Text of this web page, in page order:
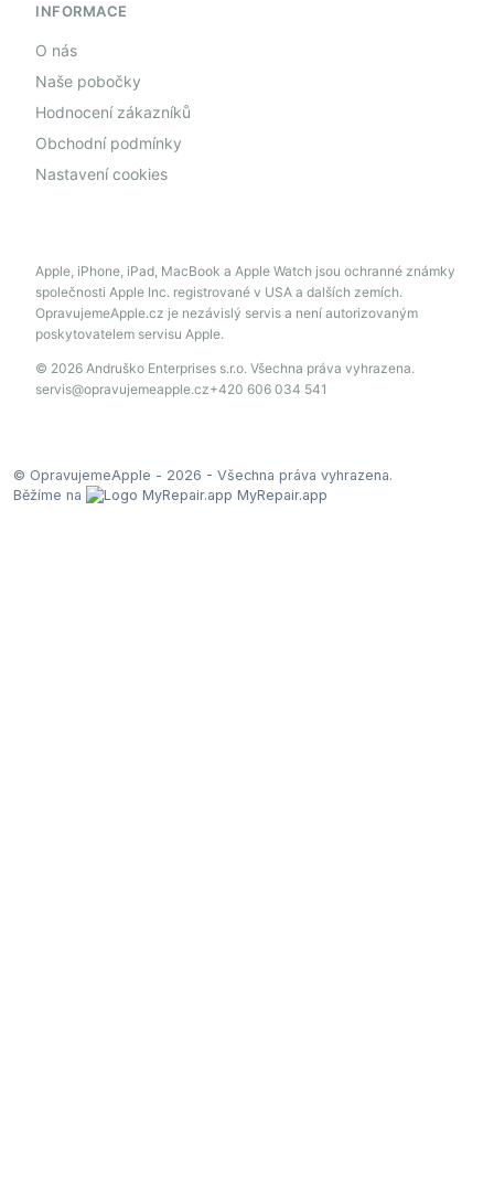
INFORMACE
O nás
Naše pobočky
Hodnocení zákazníků
Obchodní podmínky
Nastavení cookies
Apple, iPhone, iPad, MacBook a Apple Watch jsou ochranné známky
společnosti Apple Inc. registrované v USA a dalších zemích.
OpravujemeApple.cz je nezávislý servis a není autorizovaným
poskytovatelem servisu Apple.
© 2026 Andruško Enterprises s.r.o. Všechna práva vyhrazena.
servis@opravujemeapple.cz+420 606 034 541
© OpravujemeApple - 2026 - Všechna práva vyhrazena.
Běžíme na
MyRepair.app